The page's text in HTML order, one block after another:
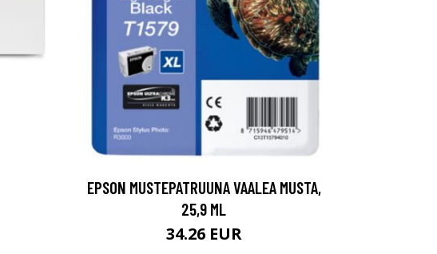
EPSON MUSTEPATRUUNA VAALEA MUSTA,
25,9 ML
34.26 EUR